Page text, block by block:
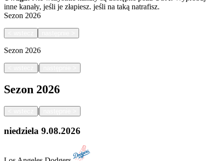
inne kanały, jeśli je złapiesz. jeśli na taką natrafisz.
Sezon 2026
Sezon 2026
|
Sezon 2026
|
niedziela 9.08.2026